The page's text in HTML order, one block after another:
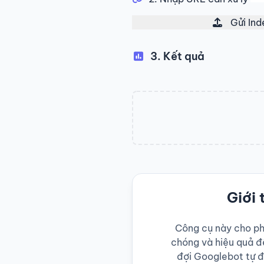
Gửi
3. Kết quả
Giới
Công cụ này cho
chóng và hiệu quả
đợi Googlebot tự